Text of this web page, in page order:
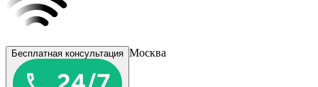
Бесплатная консультация Москва